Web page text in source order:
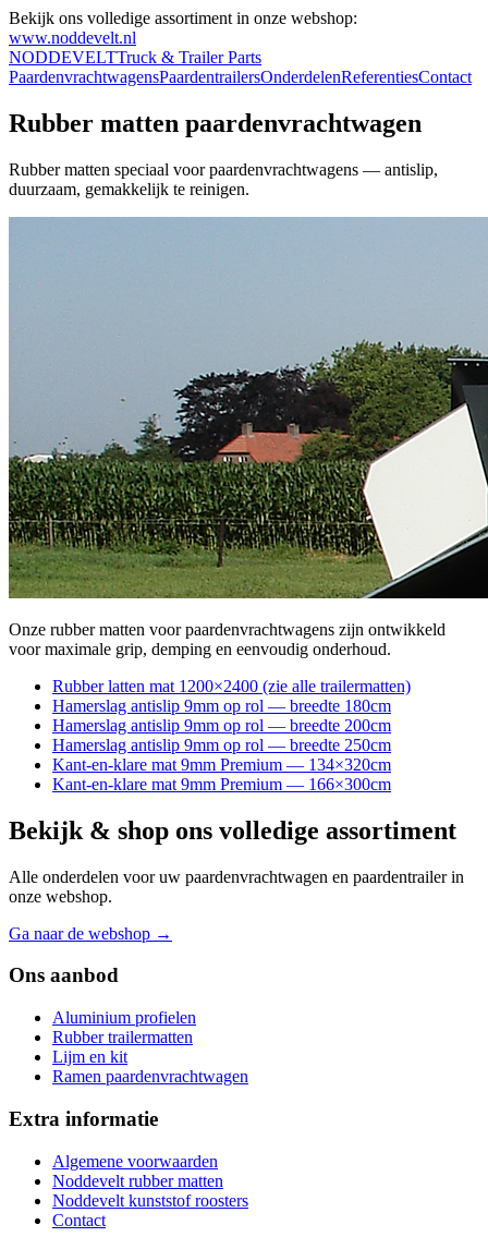
Bekijk ons volledige assortiment in onze webshop:
www.noddevelt.nl
NODDEVELTTruck & Trailer Parts
PaardenvrachtwagensPaardentrailersOnderdelenReferentiesContact
Rubber matten paardenvrachtwagen
Rubber matten speciaal voor paardenvrachtwagens — antislip,
duurzaam, gemakkelijk te reinigen.
Onze rubber matten voor paardenvrachtwagens zijn ontwikkeld
voor maximale grip, demping en eenvoudig onderhoud.
Rubber latten mat 1200×2400 (zie alle trailermatten)
Hamerslag antislip 9mm op rol — breedte 180cm
Hamerslag antislip 9mm op rol — breedte 200cm
Hamerslag antislip 9mm op rol — breedte 250cm
Kant-en-klare mat 9mm Premium — 134×320cm
Kant-en-klare mat 9mm Premium — 166×300cm
Bekijk & shop ons volledige assortiment
Alle onderdelen voor uw paardenvrachtwagen en paardentrailer in
onze webshop.
Ga naar de webshop →
Ons aanbod
Aluminium profielen
Rubber trailermatten
Lijm en kit
Ramen paardenvrachtwagen
Extra informatie
Algemene voorwaarden
Noddevelt rubber matten
Noddevelt kunststof roosters
Contact